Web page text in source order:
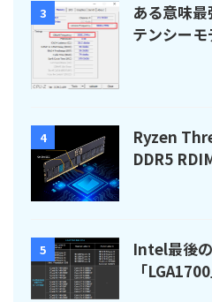
3
ある意味
テンシーモ
4
Ryzen
DDR5
5
Intel最後
「